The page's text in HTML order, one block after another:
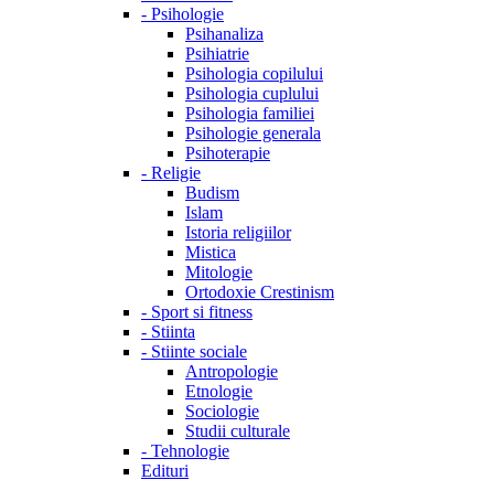
- Psihologie
Psihanaliza
Psihiatrie
Psihologia copilului
Psihologia cuplului
Psihologia familiei
Psihologie generala
Psihoterapie
- Religie
Budism
Islam
Istoria religiilor
Mistica
Mitologie
Ortodoxie Crestinism
- Sport si fitness
- Stiinta
- Stiinte sociale
Antropologie
Etnologie
Sociologie
Studii culturale
- Tehnologie
Edituri